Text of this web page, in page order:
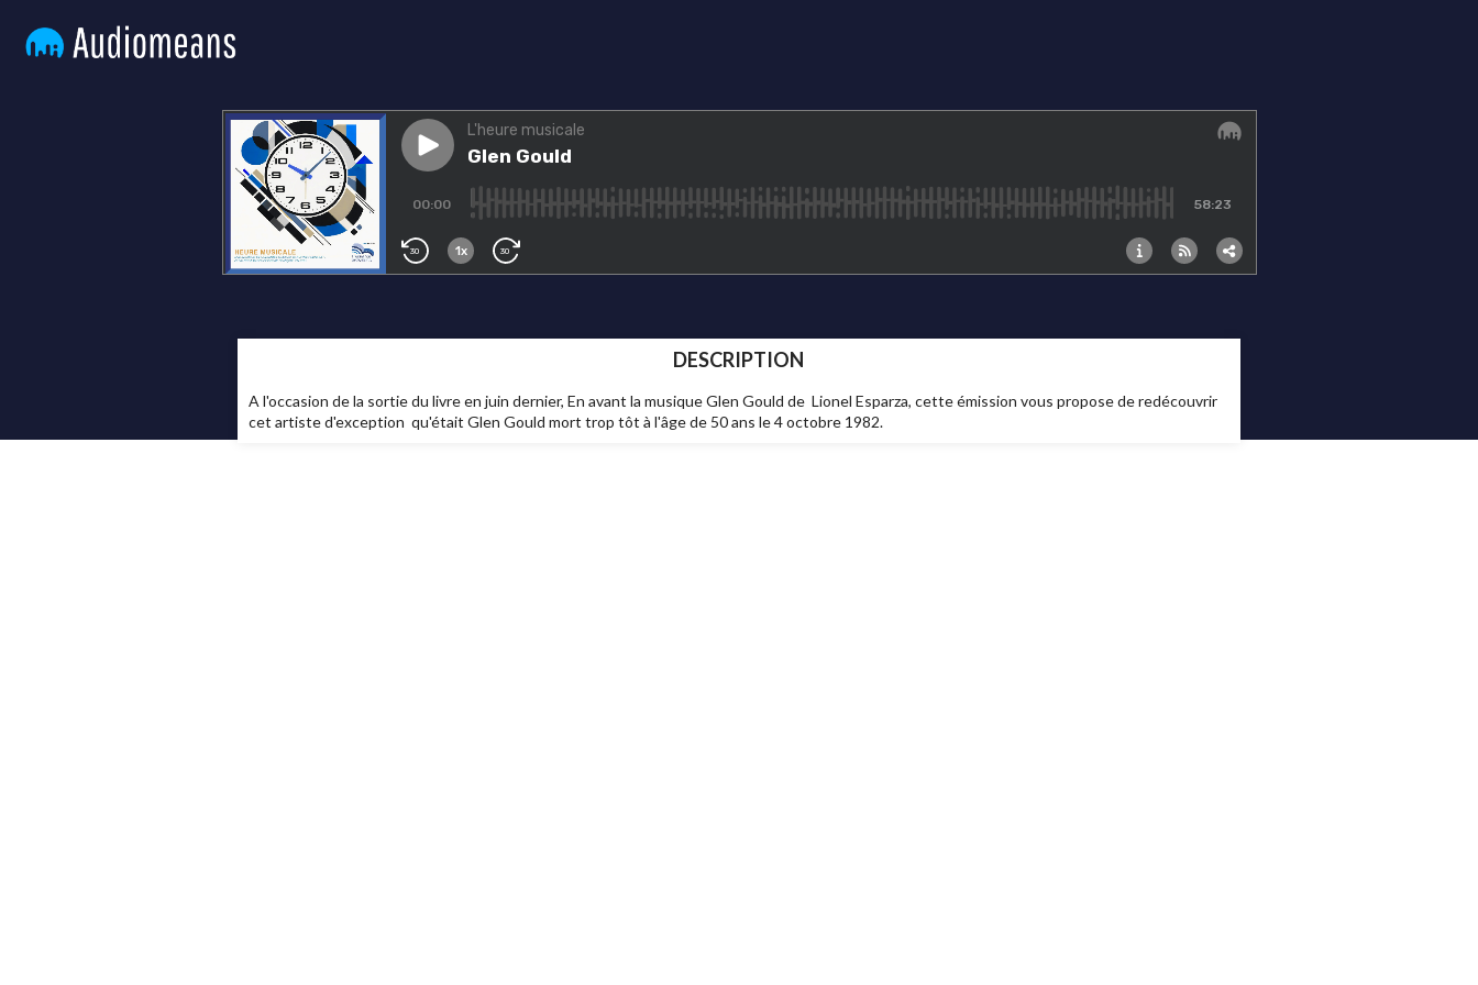
DESCRIPTION
A l'occasion de la sortie du livre en juin dernier, En avant la musique Glen Gould de Lionel Esparza, cette émission vous propose de redécouvrir
cet artiste d'exception qu'était Glen Gould mort trop tôt à l'âge de 50 ans le 4 octobre 1982.